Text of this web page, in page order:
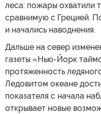
леса: пожары охватили
сравнимую с Грецией.
и начались наводнения.
Дальше на север
газеты «Нью-Йорк
протяженность
Ледовитом океане
показателя с начала
открывает новые